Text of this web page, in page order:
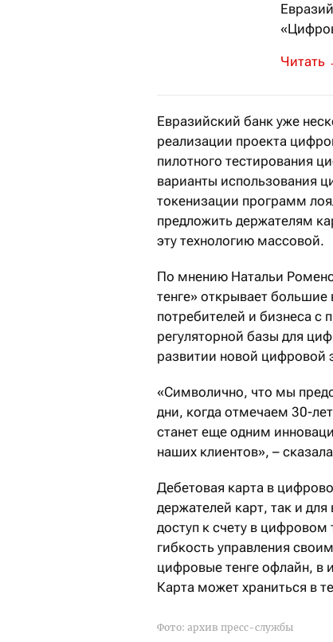
В
Евразийский банк уже
реализации проекта
пилотного тестирования
варианты использования
токенизации программ
предложить держателям
эту технологию массовой.
По мнению Натальи
тенге» открывает
потребителей и бизнеса с
регуляторной базы для
развитии новой цифровой
«Символично, что мы
дни, когда отмечаем 30-
станет еще одним
наших клиентов», –
Дебетовая карта в
держателей карт, так и
доступ к счету в
гибкость управления
цифровые тенге офлайн, в
Карта может храниться в
Фото: архив пресс-службы